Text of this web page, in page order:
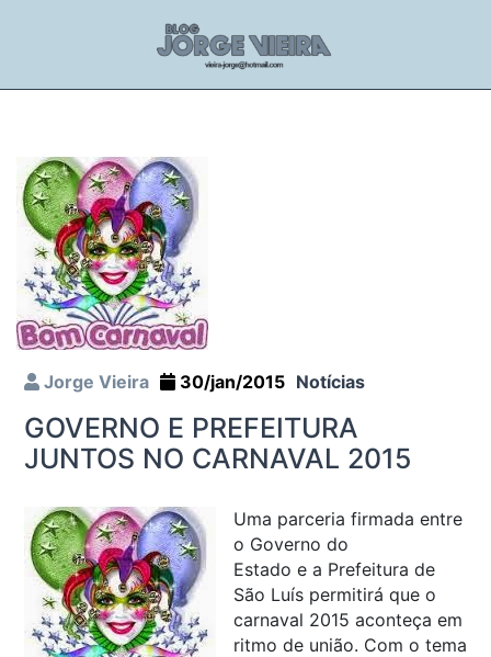
Jorge Vieira 30/jan/2015 Notícias
GOVERNO E PREFEITURA
JUNTOS NO CARNAVAL 2015
Uma parceria firmada entre
o Governo do
Estado e a Prefeitura de
São Luís permitirá que o
carnaval 2015 aconteça em
ritmo de união. Com o tema